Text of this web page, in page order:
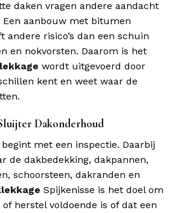
daken vragen andere aandacht
Een aanbouw met bitumen
andere risico’s dan een schuin
en nokvorsten. Daarom is het
wordt uitgevoerd door
kent en weet waar de
Dakonderhoud
begint met een inspectie. Daarbij
de dakbedekking, dakpannen,
schoorsteen, dakranden en
Spijkenisse is het doel om
herstel voldoende is of dat een